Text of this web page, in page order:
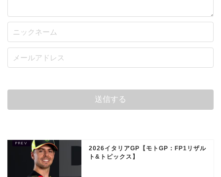
2026イタリアGP【モトGP：FP1リザル
ト&トピックス】